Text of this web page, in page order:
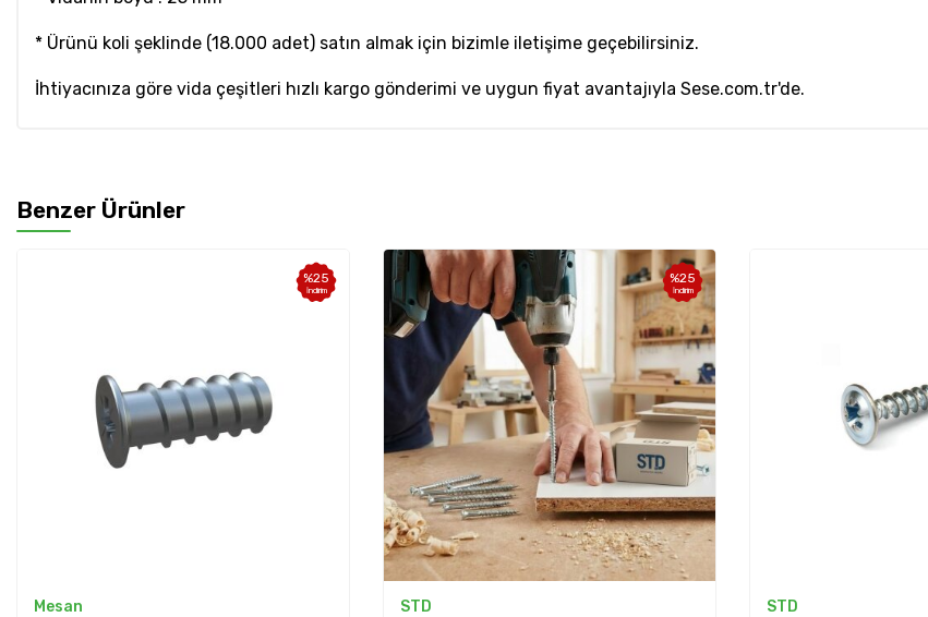
* Ürünü koli şeklinde (18.000 adet) satın almak için bizimle iletişime geçebilirsiniz.
İhtiyacınıza göre vida çeşitleri hızlı kargo gönderimi ve uygun fiyat avantajıyla Sese.com.tr'de.
Benzer Ürünler
%25
İndirim
Mesan
%25
İndirim
STD STD